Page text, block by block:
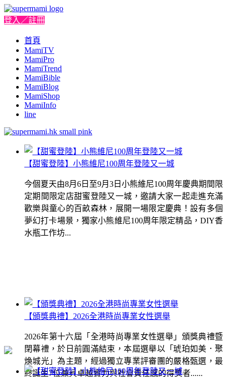
登入／註冊
首頁
MamiTV
MamiPro
MamiTrend
MamiBible
MamiBlog
MamiShop
MamiInfo
line
【甜蜜登陸】小熊維尼100周年登陸又一城
今個夏天由8月6日至9月3日小熊維尼100周年慶典期間限
定期間限定店甜蜜登陸又一城，邀請大家一起走進充滿
歡樂與童心的百畝森林，展開一場限定慶典！設有多個
夢幻打卡場景，獨家小熊維尼100周年限定精品，DIY香
水瓶工作坊...
【頒獎典禮】2026全港時尚專業女性選舉
2026年第十六屆「全港時尚專業女性選舉」頒獎典禮暨
閉幕禮，於日前圓滿結束，本屆選舉以「琥珀如美．聚
煥城光」為主題，經過獨立專業評審團的嚴格甄選，最
終誕生7位兼具卓越實力與社會責任感的得獎者......